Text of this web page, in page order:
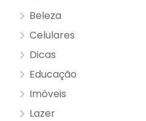
Beleza
Celulares
Dicas
Educação
Imóveis
Lazer